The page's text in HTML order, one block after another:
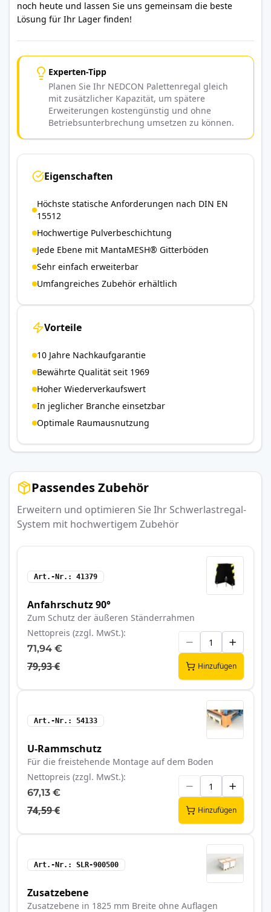
noch heute und lassen Sie uns gemeinsam die beste
Lösung für Ihr Lager finden!
Experten-Tipp
Planen Sie Ihr NEDCON Palettenregal gleich
mit zusätzlicher Kapazität, um spätere
Erweiterungen kostengünstig und ohne
Betriebsunterbrechung umsetzen zu können.
Eigenschaften
Höchste statische Anforderungen nach DIN EN
15512
Hochwertige Pulverbeschichtung
Jede Ebene mit MantaMESH® Gitterböden
Sehr einfach erweiterbar
Umfangreiches Zubehör erhältlich
Vorteile
10 Jahre Nachkaufgarantie
Bewährte Qualität seit 1969
Hoher Wiederverkaufswert
In jeglicher Branche einsetzbar
Optimale Raumausnutzung
Passendes Zubehör
Erweitern und optimieren Sie Ihr Schwerlastregal-
System mit hochwertigem Zubehör
Art.-Nr. 41379
Anfahrschutz 90°
Zum Schutz der äußeren Ständerrahmen
Nettopreis (zzgl. MwSt.)
71,94 €
79,93 € Hinzufügen
Art.-Nr. 54133
U-Rammschutz
Für die freistehende Montage auf dem Boden
Nettopreis (zzgl. MwSt.)
67,13 €
74,59 € Hinzufügen
Art.-Nr. SLR-900500
Zusatzebene
Zusatzebene in 1825 mm Breite ohne Auflagen